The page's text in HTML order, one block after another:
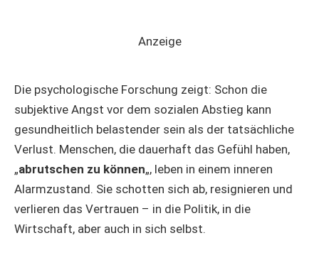
Anzeige
Die psychologische Forschung zeigt: Schon die
subjektive Angst vor dem sozialen Abstieg kann
gesundheitlich belastender sein als der tatsächliche
Verlust. Menschen, die dauerhaft das Gefühl haben,
„abrutschen zu können„, leben in einem inneren
Alarmzustand. Sie schotten sich ab, resignieren und
verlieren das Vertrauen – in die Politik, in die
Wirtschaft, aber auch in sich selbst.